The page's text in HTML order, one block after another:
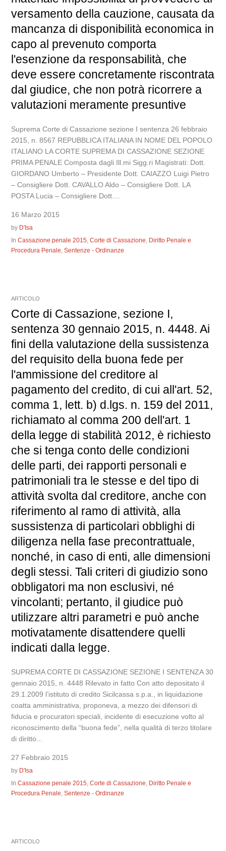
versamento della cauzione, causata da
mancanza di disponibilità economica in
capo al prevenuto comporta
l'esenzione da responsabilità, che
deve essere concretamente riscontrata
dal giudice, che non potrà ricorrere a
valutazioni meramente presuntive
Suprema Corte di Cassazione sezione I sentenza 26 febbraio
2015, n. 8567 REPUBBLICA ITALIANA IN NOME DEL POPOLO
ITALIANO LA CORTE SUPREMA DI CASSAZIONE SEZIONE
PRIMA PENALE Composta dagli Ill.mi Sigg.ri Magistrati: Dott.
GIORDANO Umberto – Presidente Dott. CAIAZZO Luigi Pietro
– Consigliere Dott. CAVALLO Aldo – Consigliere Dott. LA
POSTA Lucia – Consigliere Dott....
16 Marzo 2015
by D'Isa
InCassazione penale 2015,Corte di Cassazione, Diritto Penale e
Procedura Penale,Sentenze - Ordinanze
ARTICOLO
Corte di Cassazione, sezione I,
sentenza 30 gennaio 2015, n. 4448. Ai
fini della valutazione della sussistenza
del requisito della buona fede per
l'ammissione del creditore al
pagamento del credito, di cui all'art. 52,
comma 1, lett. b) d.lgs. n. 159 del 2011,
richiamato al comma 200 dell'art. 1
della legge di stabilità 2012, è richiesto
che si tenga conto delle condizioni
delle parti, dei rapporti personali e
patrimoniali tra le stesse e del tipo di
attività svolta dal creditore, anche con
riferimento al ramo di attività, alla
sussistenza di particolari obblighi di
diligenza nella fase precontrattuale,
nonché, in caso di enti, alle dimensioni
degli stessi. Tali criteri di giudizio sono
obbligatori ma non esclusivi, né
vincolanti; pertanto, il giudice può
utilizzare altri parametri e può anche
motivatamente disattendere quelli
indicati dalla legge.
SUPREMA CORTE DI CASSAZIONE SEZIONE I SENTENZA 30
gennaio 2015, n. 4448 Rilevato in fatto Con atto depositato il
29.1.2009 l’istituto di credito Sicilcassa s.p.a., in liquidazione
coatta amministrativa, proponeva, a mezzo dei difensori di
fiducia e procuratori speciali, incidente di esecuzione volto al
riconoscimento della “buona fede”, nella qualità di terzo titolare
di diritto...
27 Febbraio 2015
by D'Isa
InCassazione penale 2015,Corte di Cassazione, Diritto Penale e
Procedura Penale,Sentenze - Ordinanze
ARTICOLO